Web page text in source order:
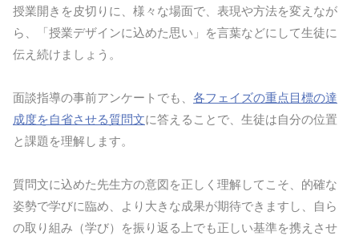
授業開きを皮切りに、様々な場面で、表現や方法を変えなが
ら、「授業デザインに込めた思い」を言葉などにして生徒に
伝え続けましょう。
面談指導の事前アンケートでも、 各フェイズの重点目標の達
成度を自省させる質問文に答えることで、生徒は自分の位置
と課題を理解します。
質問文に込めた先生方の意図を正しく理解してこそ、的確な
姿勢で学びに臨め、より大きな成果が期待できますし、自ら
の取り組み（学び）を振り返る上でも正しい基準を携えさせ